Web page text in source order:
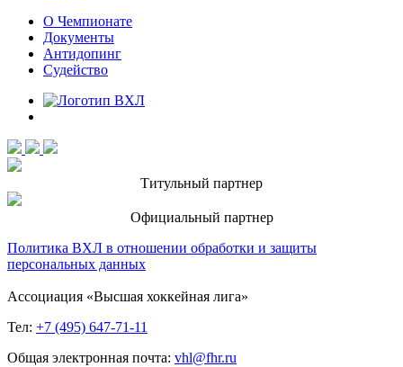
О Чемпионате
Документы
Антидопинг
Судейство
Титульный партнер
Официальный партнер
Политика ВХЛ в отношении обработки и защиты
персональных данных
Ассоциация «Высшая хоккейная лига»
Тел: +7 (495) 647-71-11
Общая электронная почта: vhl@fhr.ru